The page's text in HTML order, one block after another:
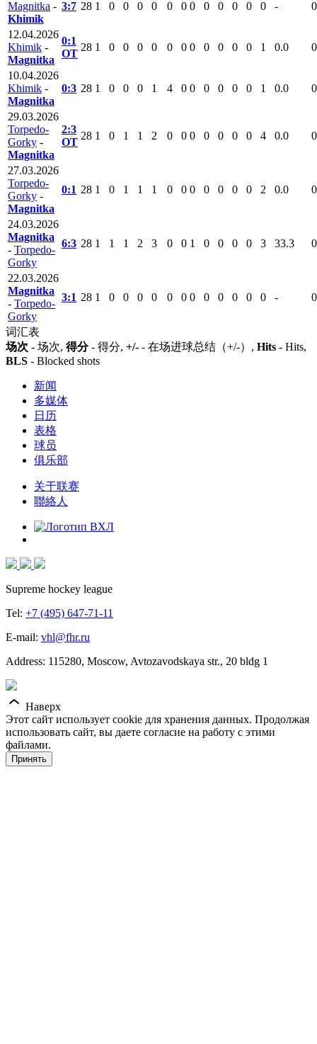
Magnitka -
Khimik
3:7 28 1 0 0 0 0 0 0 0 0 0 0 0 0 - 0
12.04.2026
Khimik -
Magnitka
0:1
ОТ
28 1 0 0 0 0 0 0 0 0 0 0 0 1 0.0 0
10.04.2026
Khimik -
Magnitka
0:3 28 1 0 0 0 1 4 0 0 0 0 0 0 1 0.0 0
29.03.2026
Torpedo-
Gorky -
Magnitka
2:3
ОТ
28 1 0 1 1 2 0 0 0 0 0 0 0 4 0.0 0
27.03.2026
Torpedo-
Gorky -
Magnitka
0:1 28 1 0 1 1 1 0 0 0 0 0 0 0 2 0.0 0
24.03.2026
Magnitka
- Torpedo-
Gorky
6:3 28 1 1 1 2 3 0 0 1 0 0 0 0 3 33.3 0
22.03.2026
Magnitka
- Torpedo-
Gorky
3:1 28 1 0 0 0 0 0 0 0 0 0 0 0 0 - 0
词汇表
场次 - 场次, 得分- 得分, +/- - 在场进球总结（+/-）, Hits - Hits,
BLS - Blocked shots
新闻
多媒体
日历
表格
球员
俱乐部
关于联赛
聯絡人
Supreme hockey league
Tel: +7 (495) 647-71-11
E-mail: vhl@fhr.ru
Address: 115280, Moscow, Avtozavodskaya str., 20 bldg 1
Наверх
Этот сайт использует cookie для хранения данных. Продолжая
использовать сайт, вы даете согласие на работу с этими
файлами.
Принять